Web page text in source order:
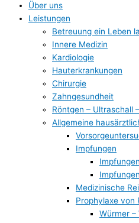
Über uns
Leistungen
Betreuung ein Leben
Innere Medizin
Kardiologie
Hauterkrankungen
Chirurgie
Zahngesundheit
Röntgen – Ultraschall
Allgemeine
Impfungen
Medizinische
Prophylaxe von
Würmer –